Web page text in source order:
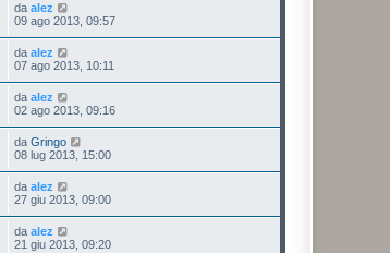
da alez
09 ago 2013, 09:57
da alez
07 ago 2013, 10:11
da alez
02 ago 2013, 09:16
da Gringo
08 lug 2013, 15:00
da alez
27 giu 2013, 09:00
da alez
21 giu 2013, 09:20